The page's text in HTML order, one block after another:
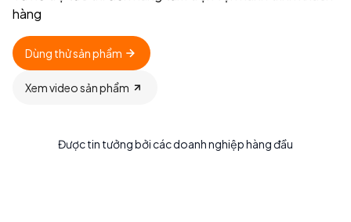
hàng
Dùng thử sản phẩm
Xem video sản phẩm
Được tin tưởng bởi các doanh nghiệp hàng đầu